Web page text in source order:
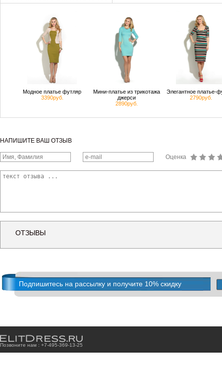
Модное платье футляр
3390руб.
Мини-платье из трикотажа
джерси
2890руб.
Элегантное платье-
2790руб.
НАПИШИТЕ ВАШ ОТЗЫВ
Оценка
ОТЗЫВЫ
Подпишитесь на рассылку и получите 10% скидку
Позвоните нам : +7-495-369-13-25